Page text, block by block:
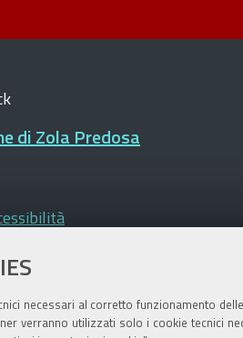
necessari al corretto funzionamento
verranno utilizzati solo i cookie tecnici
di Zola Predosa